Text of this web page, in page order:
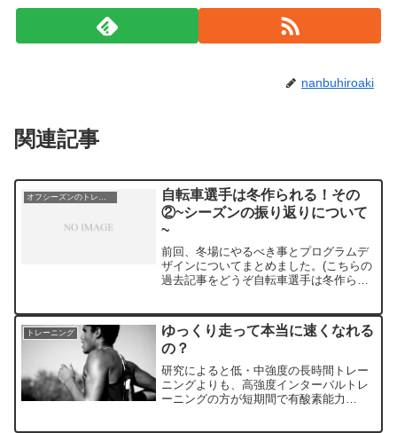
nanbuhiroaki
関連記事
オフシーズンのトレーニングについて
自転車選手は冬作られる！その
②~シーズンの振り返りについて
~
前回、冬場にやるべき事とプログラムデ
ザインについてまとめました。(こちらの
過去記事をどうぞ自転車選手は冬作られ
容についてお話をしたいと思います。冬
場にやるべき事の最初...
トレーニング
ゆっくり走って本当に速くなれる
の？
研究によると低・中強度の長時間トレー
ニングよりも、高強度インターバルトレ
ーニングの方が短期間で有酸素能力